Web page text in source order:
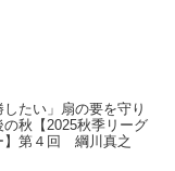
したい」扇の要を守り
秋【2025秋季リーグ
】第４回 綱川真之